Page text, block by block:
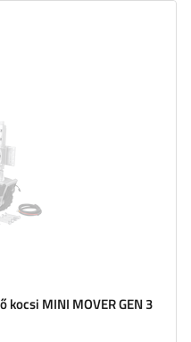
MINI MOVER GEN 3